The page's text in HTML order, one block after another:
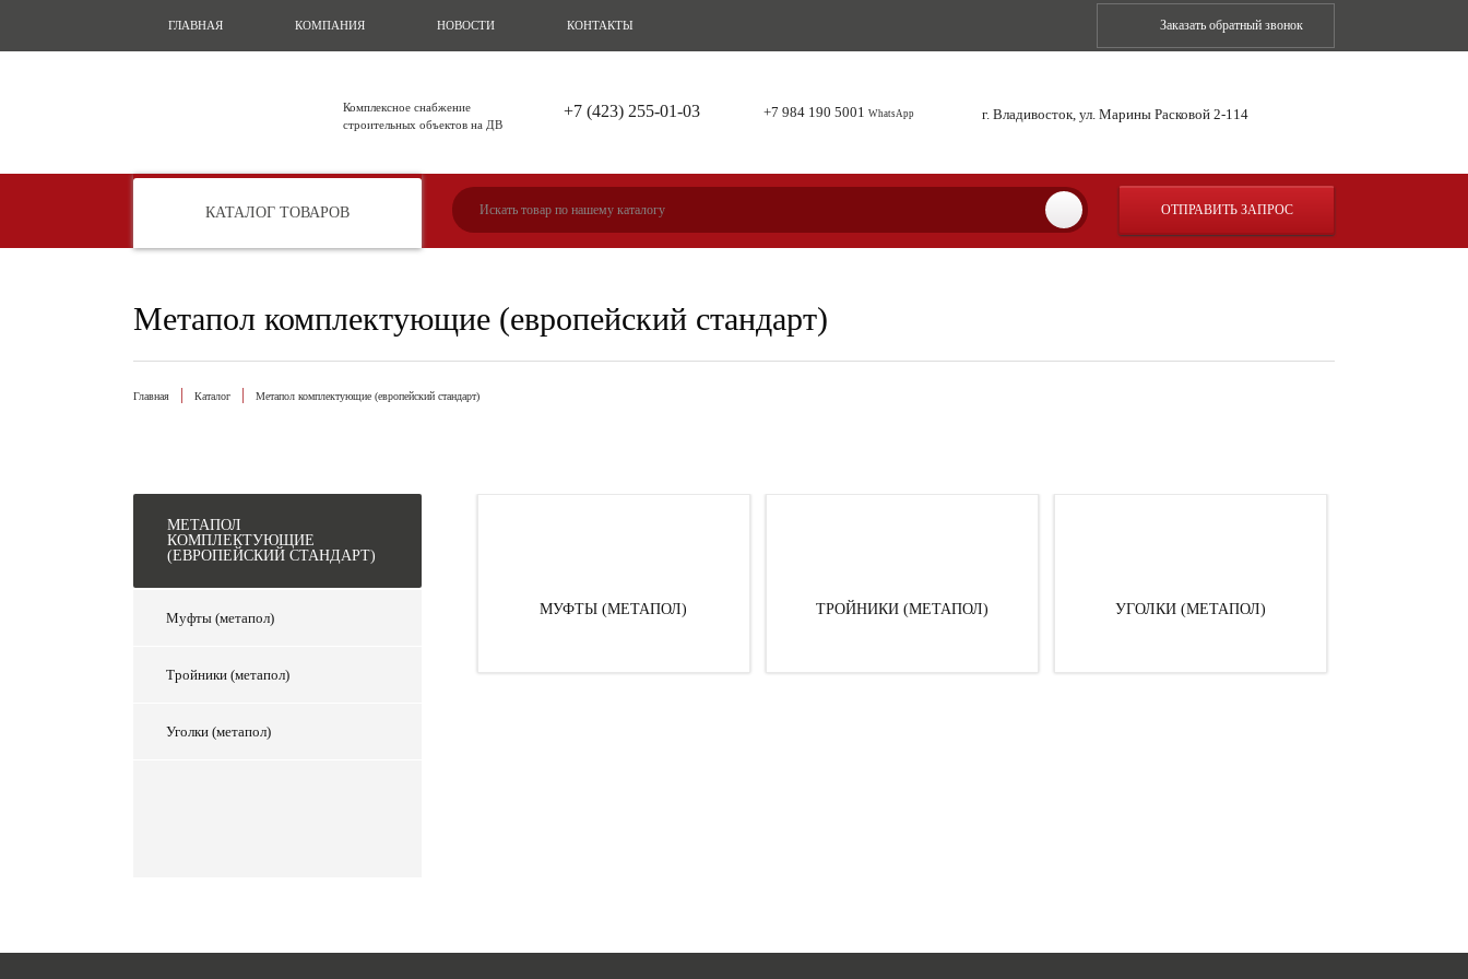
ГЛАВНАЯ КОМПАНИЯ НОВОСТИ КОНТАКТЫ Заказать обратный звонок
Комплексное снабжение
строительных объектов на ДВ
+7 (423) 255-01-03 +7 984 190 5001 WhatsApp г. Владивосток, ул. Марины Расковой 2-114
КАТАЛОГ ТОВАРОВ ОТПРАВИТЬ ЗАПРОС
Метапол комплектующие (европейский стандарт)
Главная Каталог Метапол комплектующие (европейский стандарт)
МЕТАПОЛ
КОМПЛЕКТУЮЩИЕ
(ЕВРОПЕЙСКИЙ СТАНДАРТ)
Муфты (метапол)
Тройники (метапол)
Уголки (метапол)
МУФТЫ (МЕТАПОЛ) ТРОЙНИКИ (МЕТАПОЛ) УГОЛКИ (МЕТАПОЛ)